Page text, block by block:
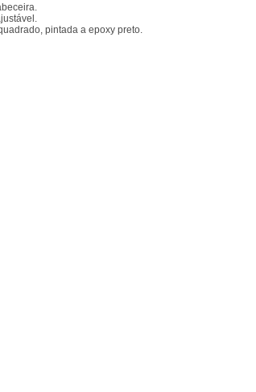
pintada a epoxy preto.